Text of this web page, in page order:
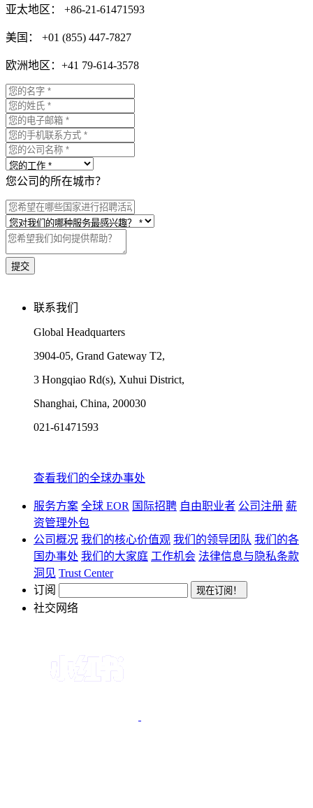
亚太地区： +86-21-61471593
美国： +01 (855) 447-7827
欧洲地区：+41 79-614-3578
您公司的所在城市？
联系我们
Global Headquarters
3904-05, Grand Gateway T2,
3 Hongqiao Rd(s), Xuhui District,
Shanghai, China, 200030
021-61471593
查看我们的全球办事处
服务方案 全球 EOR 国际招聘 自由职业者 公司注册 薪
资管理外包
公司概况 我们的核心价值观 我们的领导团队 我们的各
国办事处 我们的大家庭 工作机会 法律信息与隐私条款
洞见 Trust Center
订阅
社交网络